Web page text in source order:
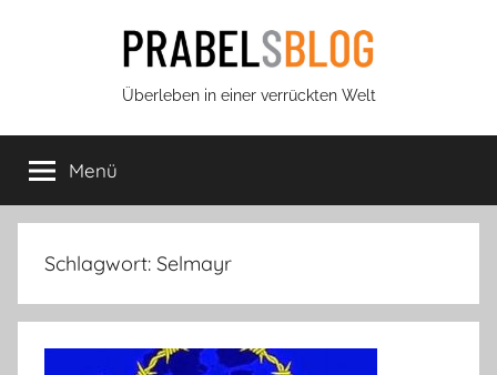
Prabels
Blog
Überleben in einer verrückten Welt
Menü
Schlagwort: Selmayr